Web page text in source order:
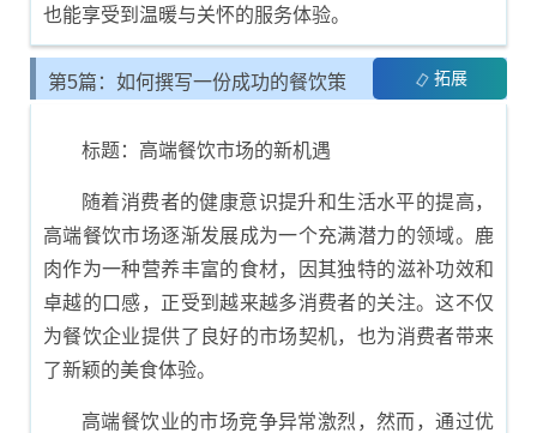
也能享受到温暖与关怀的服务体验。
第5篇：如何撰写一份成功的餐饮策 拓展
标题：高端餐饮市场的新机遇
随着消费者的健康意识提升和生活水平的提高，
高端餐饮市场逐渐发展成为一个充满潜力的领域。鹿
肉作为一种营养丰富的食材，因其独特的滋补功效和
卓越的口感，正受到越来越多消费者的关注。这不仅
为餐饮企业提供了良好的市场契机，也为消费者带来
了新颖的美食体验。
高端餐饮业的市场竞争异常激烈，然而，通过优